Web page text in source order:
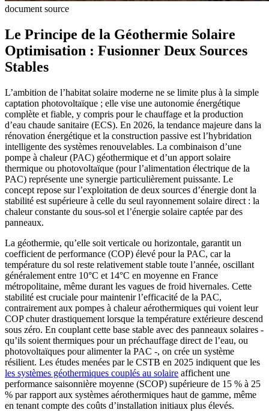
document source
Le Principe de la Géothermie Solaire
Optimisation : Fusionner Deux Sources
Stables
L’ambition de l’habitat solaire moderne ne se limite plus à la simple
captation photovoltaïque ; elle vise une autonomie énergétique
complète et fiable, y compris pour le chauffage et la production
d’eau chaude sanitaire (ECS). En 2026, la tendance majeure dans la
rénovation énergétique et la construction passive est l’hybridation
intelligente des systèmes renouvelables. La combinaison d’une
pompe à chaleur (PAC) géothermique et d’un apport solaire
thermique ou photovoltaïque (pour l’alimentation électrique de la
PAC) représente une synergie particulièrement puissante. Le
concept repose sur l’exploitation de deux sources d’énergie dont la
stabilité est supérieure à celle du seul rayonnement solaire direct : la
chaleur constante du sous-sol et l’énergie solaire captée par des
panneaux.
La géothermie, qu’elle soit verticale ou horizontale, garantit un
coefficient de performance (COP) élevé pour la PAC, car la
température du sol reste relativement stable toute l’année, oscillant
généralement entre 10°C et 14°C en moyenne en France
métropolitaine, même durant les vagues de froid hivernales. Cette
stabilité est cruciale pour maintenir l’efficacité de la PAC,
contrairement aux pompes à chaleur aérothermiques qui voient leur
COP chuter drastiquement lorsque la température extérieure descend
sous zéro. En couplant cette base stable avec des panneaux solaires -
qu’ils soient thermiques pour un préchauffage direct de l’eau, ou
photovoltaïques pour alimenter la PAC -, on crée un système
résilient. Les études menées par le CSTB en 2025 indiquent que les
les systèmes géothermiques couplés au solaire affichent une
performance saisonnière moyenne (SCOP) supérieure de 15 % à 25
% par rapport aux systèmes aérothermiques haut de gamme, même
en tenant compte des coûts d’installation initiaux plus élevés.